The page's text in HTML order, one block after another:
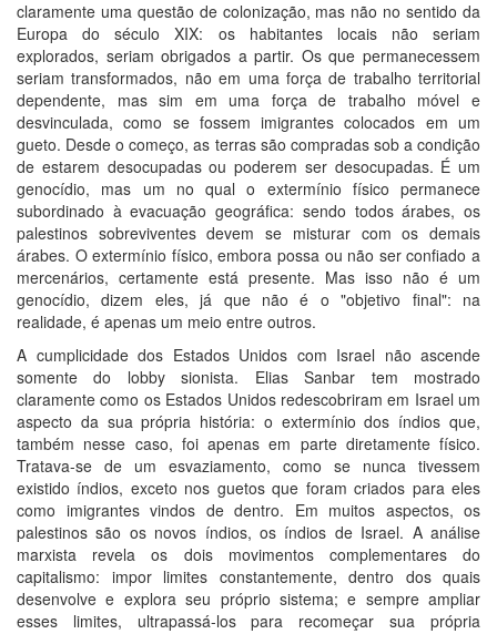
claramente uma questão de colonização, mas não no sentido da
Europa do século XIX: os habitantes locais não seriam
explorados, seriam obrigados a partir. Os que permanecessem
seriam transformados, não em uma força de trabalho territorial
dependente, mas sim em uma força de trabalho móvel e
desvinculada, como se fossem imigrantes colocados em um
gueto. Desde o começo, as terras são compradas sob a condição
de estarem desocupadas ou poderem ser desocupadas. É um
genocídio, mas um no qual o extermínio físico permanece
subordinado à evacuação geográfica: sendo todos árabes, os
palestinos sobreviventes devem se misturar com os demais
árabes. O extermínio físico, embora possa ou não ser confiado a
mercenários, certamente está presente. Mas isso não é um
genocídio, dizem eles, já que não é o "objetivo final": na
realidade, é apenas um meio entre outros.
A cumplicidade dos Estados Unidos com Israel não ascende
somente do lobby sionista. Elias Sanbar tem mostrado
claramente como os Estados Unidos redescobriram em Israel um
aspecto da sua própria história: o extermínio dos índios que,
também nesse caso, foi apenas em parte diretamente físico.
Tratava-se de um esvaziamento, como se nunca tivessem
existido índios, exceto nos guetos que foram criados para eles
como imigrantes vindos de dentro. Em muitos aspectos, os
palestinos são os novos índios, os índios de Israel. A análise
marxista revela os dois movimentos complementares do
capitalismo: impor limites constantemente, dentro dos quais
desenvolve e explora seu próprio sistema; e sempre ampliar
esses limites, ultrapassá-los para recomeçar sua própria